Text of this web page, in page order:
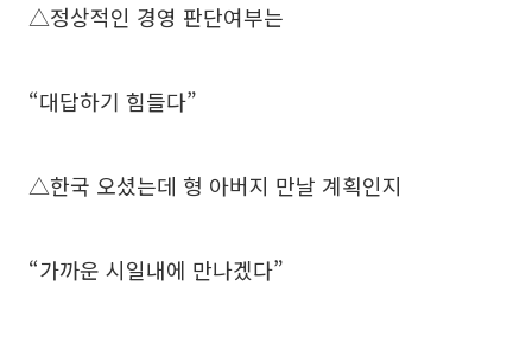
△정상적인 경영 판단여부는
“대답하기 힘들다”
△한국 오셨는데 형 아버지 만날 계획인지
“가까운 시일내에 만나겠다”